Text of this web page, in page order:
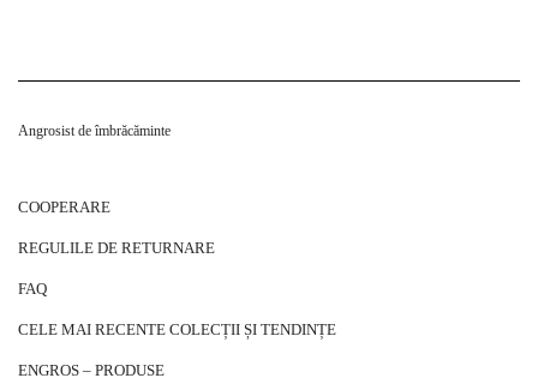
Angrosist de îmbrăcăminte
COOPERARE
REGULILE DE RETURNARE
FAQ
CELE MAI RECENTE COLECȚII ȘI TENDINȚE
ENGROS – PRODUSE